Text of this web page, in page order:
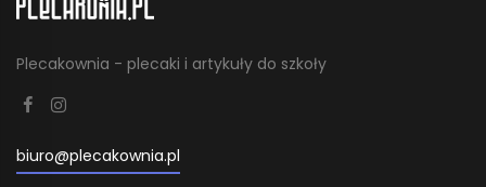
Plecakownia - plecaki i artykuły do szkoły
biuro@plecakownia.pl